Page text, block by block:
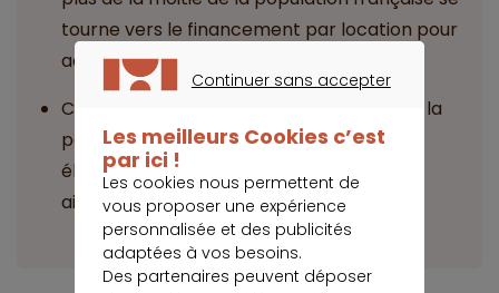
tourne vers le financement par location pour
acquérir leur moyen de locomotion.
Cet engouement devrait s’amplifier avec la
popularité grandissante des véhicules
électriques auprès d’une clientèle plutôt
aisée et jeune.
Continuer sans accepter
Les meilleurs Cookies c’est
par ici !
Les cookies nous permettent de
vous proposer une expérience
personnalisée et des publicités
adaptées à vos besoins.
Des partenaires peuvent déposer